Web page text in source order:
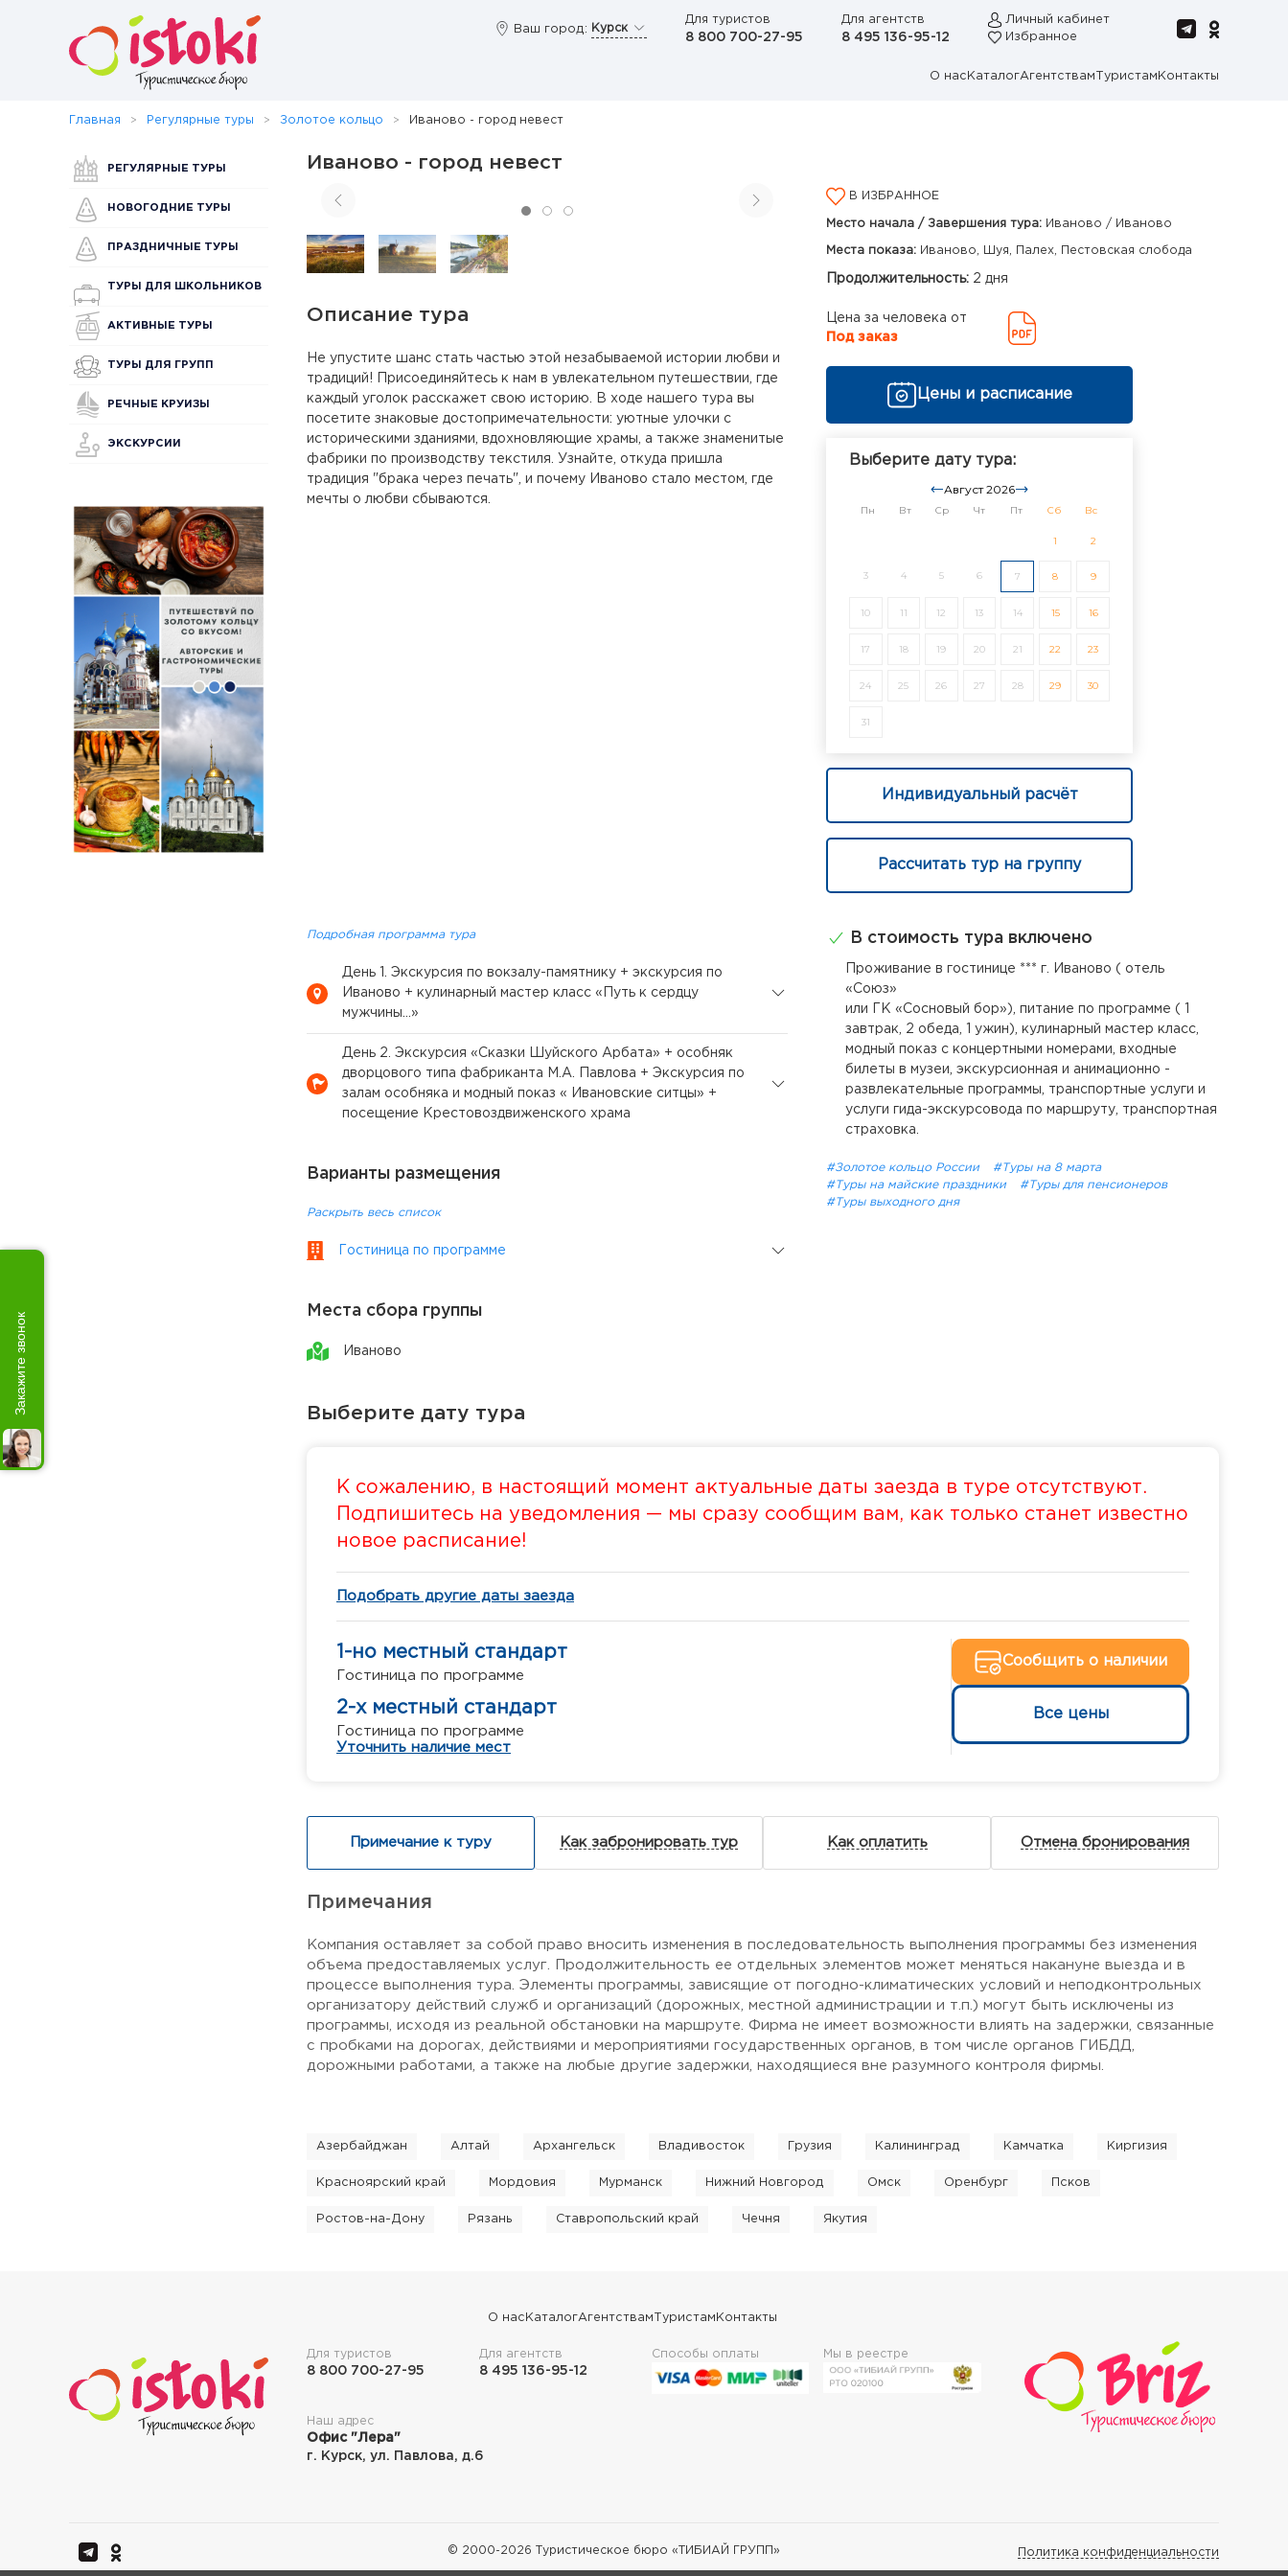
Ваш город: Курск
Для туристов
8 800 700-27-95
Для агентств
8 495 136-95-12
Личный кабинет
Избранное
О нас КаталогАгентствам Туристам Контакты
Главная Регулярные туры Золотое кольцо Иваново - город невест
Иваново - город невест
Описание тура
Не упустите шанс стать частью этой незабываемой истории любви и
традиций! Присоединяйтесь к нам в увлекательном путешествии, где
каждый уголок расскажет свою историю. В ходе нашего тура вы
посетите знаковые достопримечательности: уютные улочки с
историческими зданиями, вдохновляющие храмы, а также знаменитые
фабрики по производству текстиля. Узнайте, откуда пришла
традиция "брака через печать", и почему Иваново стало местом, где
мечты о любви сбываются.
В ИЗБРАННОЕ
Место начала / Завершения тура: Иваново / Иваново
Места показа: Иваново, Шуя, Палех, Пестовская слобода
Продолжительность: 2 дня
Цена за человека от
Под заказ
Цены и расписание
Выберите дату тура:
Август 2026
Пн Вт Ср Чт Пт Сб Вс
1 2
3 4 5 6 7 8 9
10 11 12 13 14 15 16
17 18 19 20 21 22 23
24 25 26 27 28 29 30
31
Индивидуальный расчёт
Рассчитать тур на группу
Подробная программа тура
День 1. Экскурсия по вокзалу-памятнику + экскурсия по
Иваново + кулинарный мастер класс «Путь к сердцу
мужчины…»
День 2. Экскурсия «Сказки Шуйского Арбата» + особняк
дворцового типа фабриканта М.А. Павлова + Экскурсия по
залам особняка и модный показ « Ивановские ситцы» +
посещение Крестовоздвиженского храма
Варианты размещения
Раскрыть весь список
Гостиница по программе
Места сбора группы
Иваново
В стоимость тура включено
Проживание в гостинице *** г. Иваново ( отель
«Союз»
или ГК «Сосновый бор»), питание по программе ( 1
завтрак, 2 обеда, 1 ужин), кулинарный мастер класс,
модный показ с концертными номерами, входные
билеты в музеи, экскурсионная и анимационно -
развлекательные программы, транспортные услуги и
услуги гида-экскурсовода по маршруту, транспортная
страховка.
#Золотое кольцо России
#Туры на 8 марта
#Туры на майские праздники
#Туры для пенсионеров
#Туры выходного дня
Выберите дату тура
К сожалению, в настоящий момент актуальные даты заезда в туре отсутствуют.
Подпишитесь на уведомления — мы сразу сообщим вам, как только станет известно
новое расписание!
Подобрать другие даты заезда
1-но местный стандарт
Гостиница по программе
2-х местный стандарт
Гостиница по программе
Уточнить наличие мест
Сообщить о наличии
Все цены
Примечание к туру Как забронировать тур Как оплатить Отмена бронирования
Примечания
Компания оставляет за собой право вносить изменения в последовательность выполнения программы без изменения
объема предоставляемых услуг. Продолжительность ее отдельных элементов может меняться накануне выезда и в
процессе выполнения тура. Элементы программы, зависящие от погодно-климатических условий и неподконтрольных
организатору действий служб и организаций (дорожных, местной администрации и т.п.) могут быть исключены из
программы, исходя из реальной обстановки на маршруте. Фирма не имеет возможности влиять на задержки, связанные
с пробками на дорогах, действиями и мероприятиями государственных органов, в том числе органов ГИБДД,
дорожными работами, а также на любые другие задержки, находящиеся вне разумного контроля фирмы.
Азербайджан Алтай Архангельск Владивосток Грузия Калининград Камчатка Киргизия
Красноярский край Мордовия Мурманск Нижний Новгород Омск Оренбург Псков
Ростов-на-Дону Рязань Ставропольский край Чечня Якутия
РЕГУЛЯРНЫЕ ТУРЫ
НОВОГОДНИЕ ТУРЫ
ПРАЗДНИЧНЫЕ ТУРЫ
ТУРЫ ДЛЯ ШКОЛЬНИКОВ
АКТИВНЫЕ ТУРЫ
ТУРЫ ДЛЯ ГРУПП
РЕЧНЫЕ КРУИЗЫ
ЭКСКУРСИИ
О нас КаталогАгентствам Туристам Контакты
Для туристов
8 800 700-27-95
Для агентств
8 495 136-95-12
Способы оплаты Мы в реестре
Наш адрес
Офис "Лера"
г. Курск, ул. Павлова, д.6
© 2000-2026 Туристическое бюро «ТИБИАЙ ГРУПП» Политика конфиденциальности
Закажите звонок